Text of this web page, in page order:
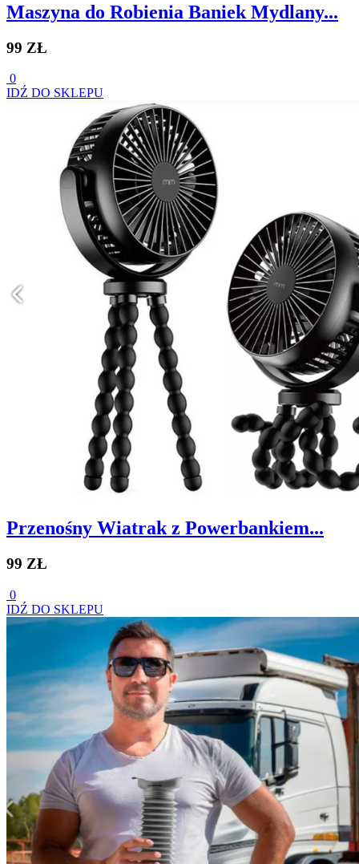
Maszyna do Robienia Baniek Mydlany...
99 ZŁ
0
IDŹ DO SKLEPU
Przenośny Wiatrak z Powerbankiem...
99 ZŁ
0
IDŹ DO SKLEPU